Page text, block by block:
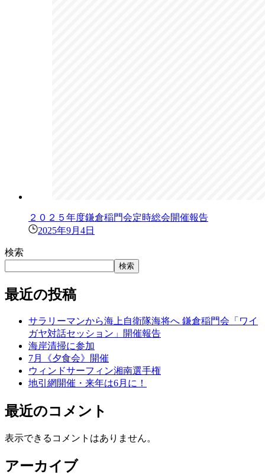
２０２５年度鎌倉稲門会定時総会開催報告
2025年9月4日
検索
検索
最近の投稿
サラリーマンから海上自衛隊海将へ 鎌倉稲門会「ワイ
ガヤ対話セッション」開催報告
海岸清掃に参加
7月《夕食会》開催
ウィンドサーフィン湘南選手権
地引網開催・来年は6月に！
最近のコメント
表示できるコメントはありません。
アーカイブ